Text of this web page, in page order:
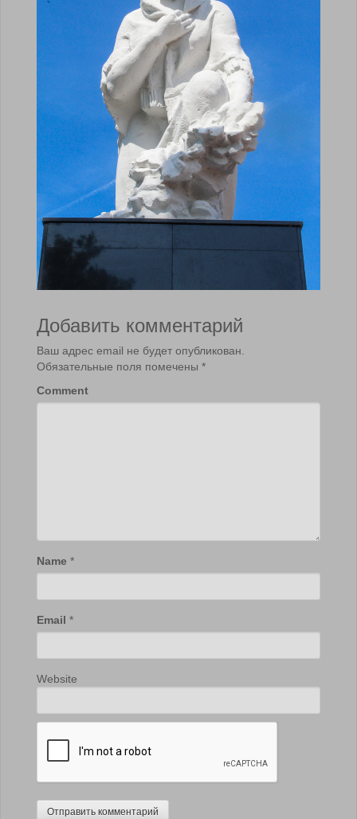
Добавить комментарий
Ваш адрес email не будет опубликован.
Обязательные поля помечены *
Comment
Name *
Email *
Website